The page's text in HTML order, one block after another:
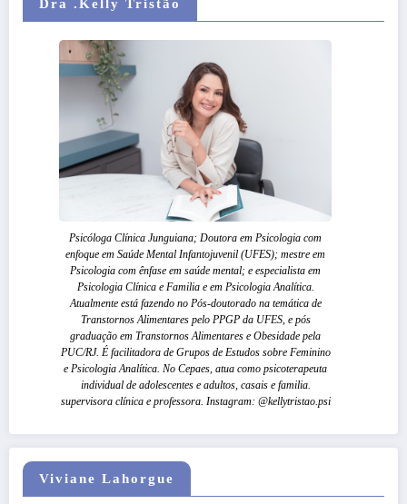
Dra .Kelly Tristão
Psicóloga Clínica Junguiana; Doutora em Psicologia com
enfoque em Saúde Mental Infantojuvenil (UFES); mestre em
Psicologia com ênfase em saúde mental; e especialista em
Psicologia Clínica e Familia e em Psicologia Analítica.
Atualmente está fazendo no Pós-doutorado na temática de
Transtornos Alimentares pelo PPGP da UFES, e pós
graduação em Transtornos Alimentares e Obesidade pela
PUC/RJ. É facilitadora de Grupos de Estudos sobre Feminino
e Psicologia Analítica. No Cepaes, atua como psicoterapeuta
individual de adolescentes e adultos, casais e familia.
supervisora clínica e professora. Instagram: @kellytristao.psi
Viviane Lahorgue